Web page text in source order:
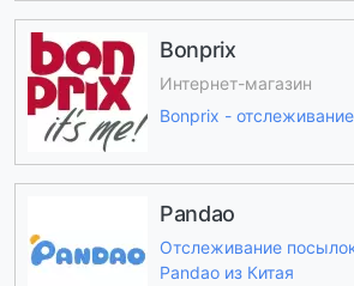
Bonprix
Интернет-магазин
Bonprix -
Pandao
Отслеживание
Pandao из Китая